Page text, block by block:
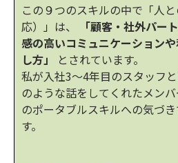
この９つのスキルの中で「人
応）」は、
「顧客・社外パー
感の高いコミュニケーション
し方」
とされています。
私が入社3～4年目のスタッフ
のような話をしてくれたメン
のポータブルスキルへの気づ
す。